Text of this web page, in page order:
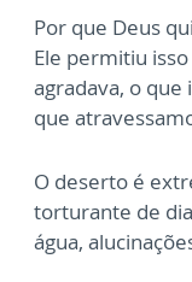
Por que Deus
Ele permitiu
agradava, o que
que
O deserto é
torturante de
água,